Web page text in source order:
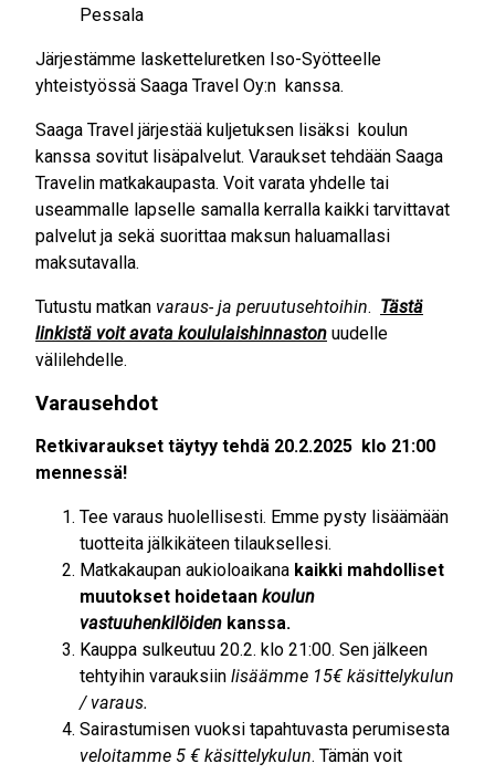
Pessala
Järjestämme lasketteluretken Iso-Syötteelle
yhteistyössä Saaga Travel Oy:n kanssa.
Saaga Travel järjestää kuljetuksen lisäksi koulun
kanssa sovitut lisäpalvelut. Varaukset tehdään Saaga
Travelin matkakaupasta. Voit varata yhdelle tai
useammalle lapselle samalla kerralla kaikki tarvittavat
palvelut ja sekä suorittaa maksun haluamallasi
maksutavalla.
Tutustu matkan varaus- ja peruutusehtoihin. Tästä
linkistä voit avata koululaishinnaston uudelle
välilehdelle.
Varausehdot
Retkivaraukset täytyy tehdä 20.2.2025 klo 21:00
mennessä!
Tee varaus huolellisesti. Emme pysty lisäämään
tuotteita jälkikäteen tilauksellesi.
Matkakaupan aukioloaikana kaikki mahdolliset
muutokset hoidetaan koulun
vastuuhenkilöiden kanssa.
Kauppa sulkeutuu 20.2. klo 21:00. Sen jälkeen
tehtyihin varauksiin lisäämme 15€ käsittelykulun
/ varaus.
Sairastumisen vuoksi tapahtuvasta perumisesta
veloitamme 5 € käsittelykulun. Tämän voit